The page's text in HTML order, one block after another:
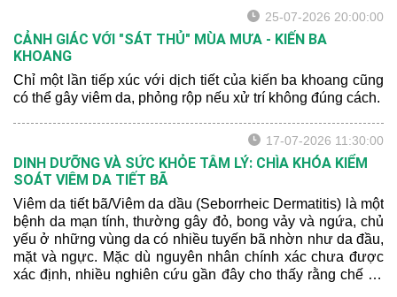
25-07-2026 20:00:00
CẢNH GIÁC VỚI "SÁT THỦ" MÙA MƯA - KIẾN BA
KHOANG
Chỉ một lần tiếp xúc với dịch tiết của kiến ba khoang cũng
có thể gây viêm da, phỏng rộp nếu xử trí không đúng cách.
17-07-2026 11:30:00
DINH DƯỠNG VÀ SỨC KHỎE TÂM LÝ: CHÌA KHÓA KIỂM
SOÁT VIÊM DA TIẾT BÃ
Viêm da tiết bã/Viêm da dầu (Seborrheic Dermatitis) là một
bệnh da mạn tính, thường gây đỏ, bong vảy và ngứa, chủ
yếu ở những vùng da có nhiều tuyến bã nhờn như da đầu,
mặt và ngực. Mặc dù nguyên nhân chính xác chưa được
xác định, nhiều nghiên cứu gần đây cho thấy rằng chế độ